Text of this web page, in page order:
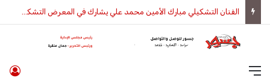
الفنان التشكيلي مبارك الأمين محمد علي يشارك في المعرض التشكيلي الأول
القائمة